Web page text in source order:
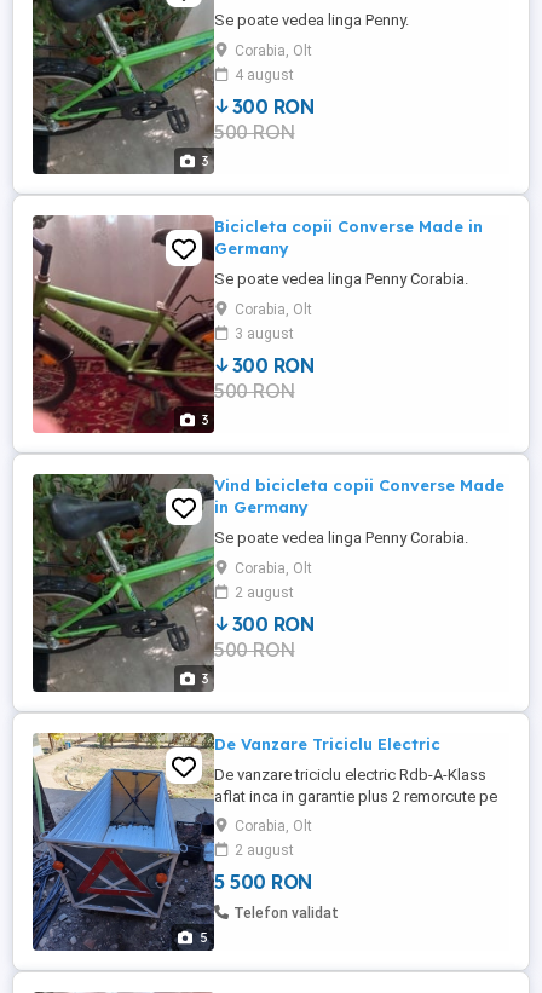
3
Se poate vedea linga Penny.
Corabia, Olt
4 august
300 RON
500 RON
3
Bicicleta copii Converse Made in
Germany
Se poate vedea linga Penny Corabia.
Corabia, Olt
3 august
300 RON
500 RON
3
Vind bicicleta copii Converse Made
in Germany
Se poate vedea linga Penny Corabia.
Corabia, Olt
2 august
300 RON
500 RON
5
De Vanzare Triciclu Electric
De vanzare triciclu electric Rdb-A-Klass
aflat inca in garantie plus 2 remorcute pe
care le poti atasa si transporta diferite
obiecte materiale,km facuti 430
Corabia, Olt
2 august
5 500 RON
Telefon validat